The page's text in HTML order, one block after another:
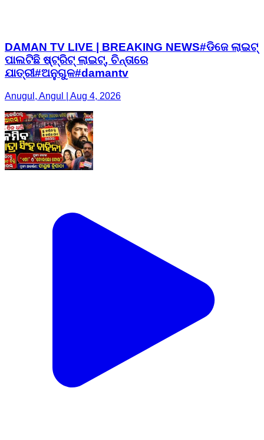
DAMAN TV LIVE | BREAKING NEWS#ଡିଜେ ଲାଇଟ୍
ପାଲଟିଛି ଷ୍ଟ୍ରିଟ୍ ଲାଇଟ୍, ଚିନ୍ତାରେ
ଯାତ୍ରୀ#ଅନୁଗୁଳ#damantv
Anugul, Angul | Aug 4, 2026